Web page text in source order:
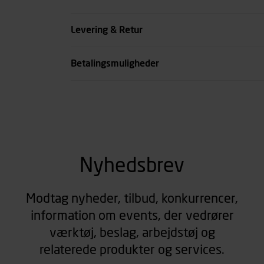
Levering & Retur
Betalingsmuligheder
Nyhedsbrev
Modtag nyheder, tilbud, konkurrencer,
information om events, der vedrører
værktøj, beslag, arbejdstøj og
relaterede produkter og services.